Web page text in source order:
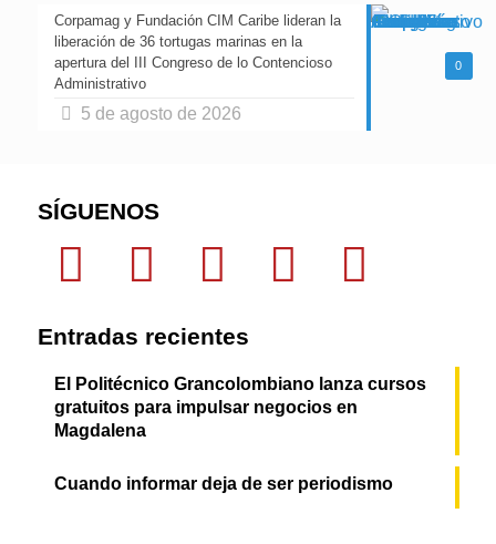
0
Corpamag y Fundación CIM Caribe lideran la
liberación de 36 tortugas marinas en la
apertura del III Congreso de lo Contencioso
Administrativo
5 de agosto de 2026
SÍGUENOS
Entradas recientes
El Politécnico Grancolombiano lanza cursos
gratuitos para impulsar negocios en
Magdalena
Cuando informar deja de ser periodismo